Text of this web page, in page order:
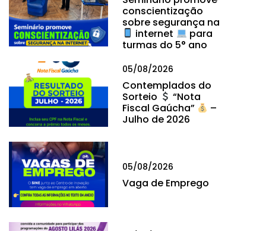
conscientização
sobre segurança na
internet
para
turmas do 5° ano
05/08/2026
Contemplados do
Sorteio
“Nota
Fiscal Gaúcha”
–
Julho de 2026
05/08/2026
Vaga de Emprego